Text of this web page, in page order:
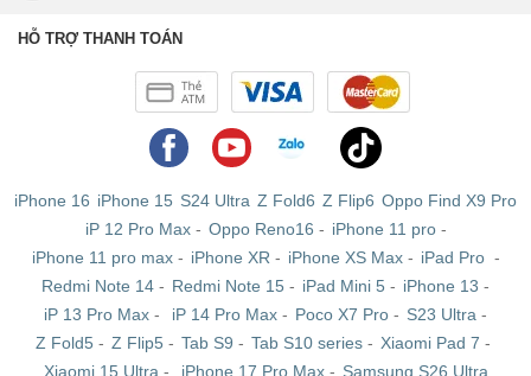
HỖ TRỢ THANH TOÁN
iPhone 16 iPhone 15 S24 Ultra Z Fold6 Z Flip6 Oppo Find X9 Pro
iP 12 Pro Max- Oppo Reno16 - iPhone 11 pro-
iPhone 11 pro max- iPhone XR - iPhone XS Max- iPad Pro -
Redmi Note 14 - Redmi Note 15 - iPad Mini 5 - iPhone 13 -
iP 13 Pro Max - iP 14 Pro Max - Poco X7 Pro - S23 Ultra -
Z Fold5 - Z Flip5 - Tab S9 - Tab S10 series - Xiaomi Pad 7 -
Xiaomi 15 Ultra - iPhone 17 Pro Max- Samsung S26 Ultra